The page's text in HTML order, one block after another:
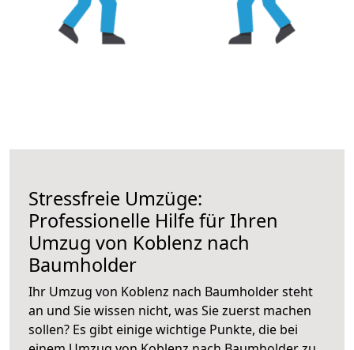
Stressfreie Umzüge:
Professionelle Hilfe für Ihren
Umzug von Koblenz nach
Baumholder
Ihr Umzug von Koblenz nach Baumholder steht
an und Sie wissen nicht, was Sie zuerst machen
sollen? Es gibt einige wichtige Punkte, die bei